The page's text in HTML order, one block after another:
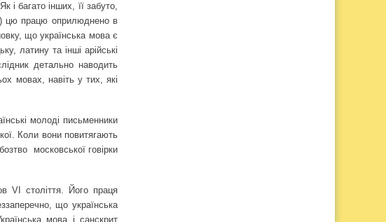
багато інших, її забуто,
цю працю оприлюднено в
що українська мова є
латину та інші арійські
детально наводить
мовах, навіть у тих, які
молоді письменники
Коли вони повитягають
московської говірки
VІ століття. Його праця
що українська
мова і санскрит